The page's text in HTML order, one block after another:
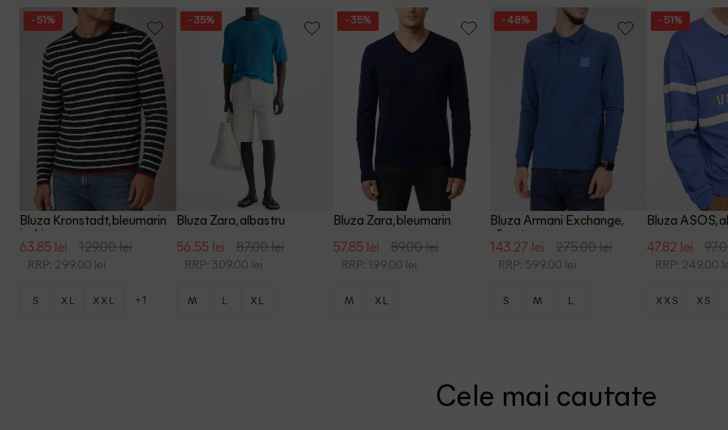
- 51%
Bluza Kronstadt, bleumarin
inchis
63.85 lei 129.00 lei
RRP: 299.00 lei
S XL XXL +1
- 35%
Bluza Zara, albastru
56.55 lei 87.00 lei
RRP: 309.00 lei
M L XL
- 35%
Bluza Zara, bleumarin
57.85 lei 89.00 lei
RRP: 199.00 lei
M XL
- 48%
Bluza Armani Exchange,
albastru
143.27 lei 275.00 lei
RRP: 599.00 lei
S M L
- 51%
Bluza ASOS,
47.82 lei
RRP: 249.00
XXS XS
Cele mai cautate